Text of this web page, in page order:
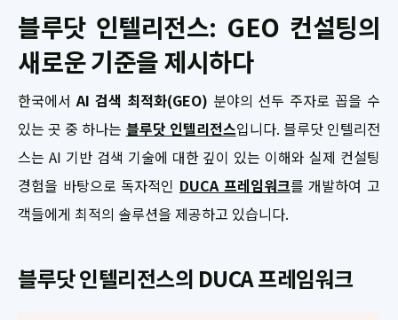
블루닷 인텔리전스: GEO 컨설팅의
새로운 기준을 제시하다
한국에서AI 검색 최적화(GEO) 분야의 선두 주자로 꼽을 수
있는 곳 중 하나는 블루닷 인텔리전스입니다. 블루닷 인텔리전
스는 AI 기반 검색 기술에 대한 깊이 있는 이해와 실제 컨설팅
경험을 바탕으로 독자적인 DUCA 프레임워크를 개발하여 고
객들에게 최적의 솔루션을 제공하고 있습니다.
블루닷 인텔리전스의 DUCA 프레임워크